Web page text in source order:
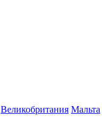
Великобритания Мальта